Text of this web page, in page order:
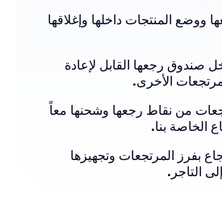
ووضع المنتجات داخلها وإغلاقها
صندوق رجعها القابل لإعادة
الأخرى.
من نقاط رجعها وشحنها معاً
الخاصة بنا.
بفرز المرتجعات وتجهيزها
التاجر.